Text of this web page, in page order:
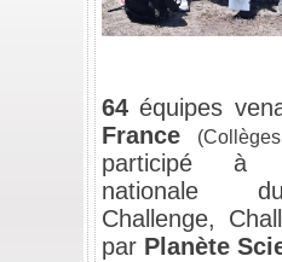
64 équipes
France
participé à
nationale
Challenge,
par Planète